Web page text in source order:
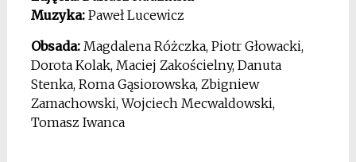
Muzyka:Paweł Lucewicz
Obsada:Magdalena Różczka, Piotr Głowacki,
Dorota Kolak, Maciej Zakościelny, Danuta
Stenka, Roma Gąsiorowska, Zbigniew
Zamachowski, Wojciech Mecwaldowski,
Tomasz Iwanca